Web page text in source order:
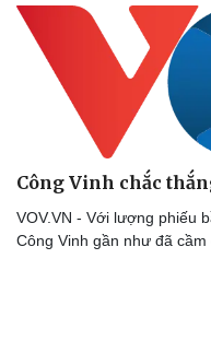
Sản phụ khoa
Nhi khoa
Nam khoa
Làm đẹp - giảm cân
Phòng mạch online
Ăn sạch sống khỏe
Công Vinh chắc
VOV.VN - Với lượng phiếu
Công Vinh gần như đã